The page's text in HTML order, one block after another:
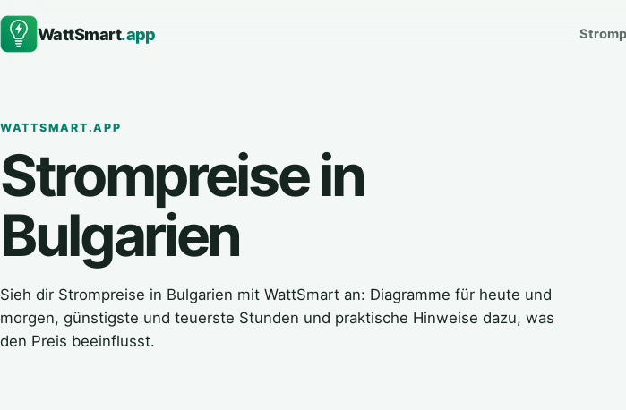
WattSmart.app
WATTSMART.APP
Strompreise in
Bulgarien
Sieh dir Strompreise in Bulgarien mit WattSmart an: Diagramme für heute und
morgen, günstigste und teuerste Stunden und praktische Hinweise dazu, was
den Preis beeinflusst.